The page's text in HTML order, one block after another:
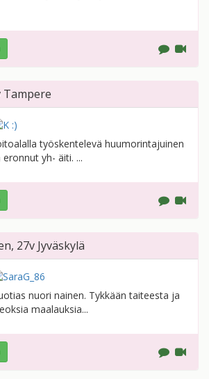
Tampere
työskentelevä huumorintajuinen
yh- äiti. ...
, 27v Jyväskylä
nuori nainen. Tykkään taiteesta ja
maalauksia...